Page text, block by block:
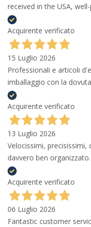
received in the USA,
Acquirente verificato
15 Luglio 2026
Professionali e articoli
imballaggio con la
Acquirente verificato
13 Luglio 2026
Velocissimi,
davvero ben
Acquirente verificato
06 Luglio 2026
Fantastic customer